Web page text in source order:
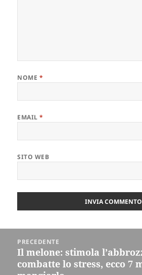
NOME *
EMAIL*
SITO WEB
articoliPRECEDENTE
Articolo
precedente:
Il melone: stimola
combatte lo stress, ecco 7